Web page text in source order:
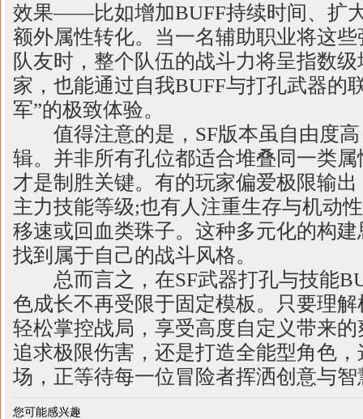
效果——比如增加BUFF持续时间、扩
额外属性转化。当一名辅助职业将这
队友时，整个队伍的战斗力将呈指数
家，也能通过自我BUFF与打孔武器的
军”的极致体验。
值得注意的是，SF版本虽自由度高
辑。并非所有孔位都适合堆叠同一类
才是制胜关键。有的玩家偏爱极限输
主力技能等级;也有人注重生存与机动
移速或回血类珠子。这种多元化的构
找到属于自己的战斗风格。
总而言之，在SF武器打孔与技能
色成长不再受限于固定模板。只要理
轻松掌控战局，享受高度自定义带来
追求极限伤害，还是打造全能型角色
场，正等待每一位冒险者挥洒创意与智
您可能感兴趣